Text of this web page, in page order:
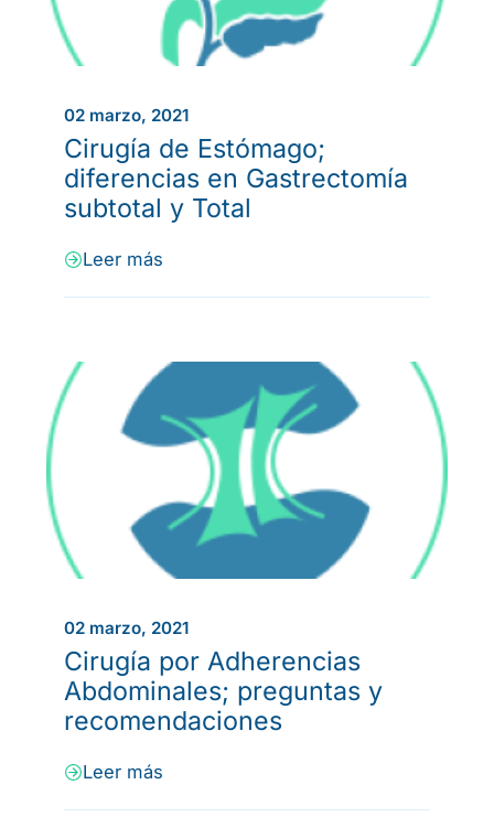
02 marzo, 2021
Cirugía de Estómago;
diferencias en Gastrectomía
subtotal y Total
Leer más
02 marzo, 2021
Cirugía por Adherencias
Abdominales; preguntas y
recomendaciones
Leer más